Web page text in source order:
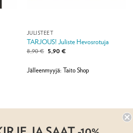
JULISTEET
TARJOUS! Juliste Hevosrotuja
8,90€ Alkuperäinen
hinta
8,90 €.
5,90 €Nykyinen
5,90 €.
Jälleenmyyjä: Taito Shop